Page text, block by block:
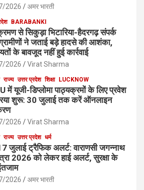
2026 अमर भारती
BARABANKI
से सिकुड़ा भिटारिया-हैदरगढ़ संपर्क
ग्रामीणों ने जताई बड़े हादसे की आशंका,
के बावजूद नहीं हुई कार्रवाई
2026 Virat Sharma
राज्य उत्तर प्रदेश शिक्षा LUCKNOW
में यूजी-डिप्लोमा पाठ्यक्रमों के लिए प्रवेश
शुरू: 30 जुलाई तक करें ऑनलाइन
2026 Virat Sharma
राज्य उत्तर प्रदेश धर्म
जुलाई ट्रैफिक अलर्ट: वाराणसी जगन्नाथ
2026 को लेकर हाई अलर्ट, सुरक्षा के
2026 अमर भारती